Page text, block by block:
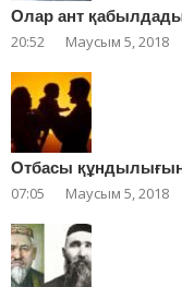
Олар ант
20:52 Маусым 5, 2018
Отбасы
07:05 Маусым 5, 2018